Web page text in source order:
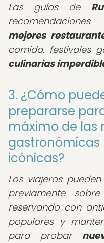
Las guías de
mejores
comida, festivales
culinarias
3. ¿Cómo
prepararse
máximo de las
gastronómicas
icónicas?
Los viajeros
previamente
reservando con
populares y
para probar